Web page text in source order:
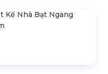
Kế Nhà Bạt Ngang